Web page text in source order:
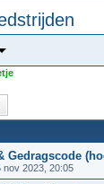
Gedragscode
nov 2023, 20:05